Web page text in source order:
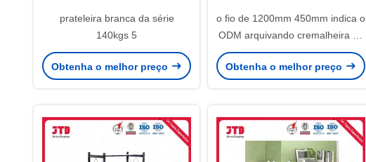
prateleira branca da série
140kgs 5
Obtenha o melhor preço
o fio de 1200mm 450mm indica o
ODM arquivando cremalheira de
aço inoxidável de 4 camadas
Obtenha o melhor preço